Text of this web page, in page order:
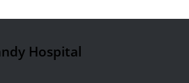
Hospital